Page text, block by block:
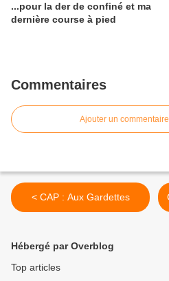
...pour la der de confiné et ma
dernière course à pied
Commentaires
Ajouter un commentaire
< CAP : Aux Gardettes
Hébergé par Overblog
Top articles